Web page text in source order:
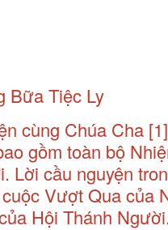
Bữa Tiệc Ly
cùng Chúa Cha [1]
gồm toàn bộ
cầu nguyện
Vượt Qua của
Hội Thánh